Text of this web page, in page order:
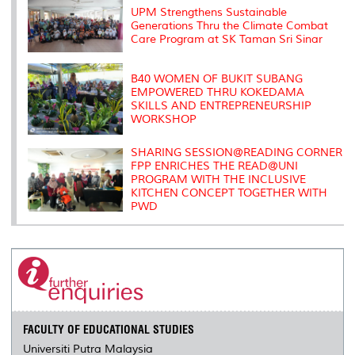
s
UPM Strengthens Sustainable
Generations Thru the Climate Combat
Care Program at SK Taman Sri Sinar
B40 WOMEN OF BUKIT SUBANG
EMPOWERED THRU KOKEDAMA
SKILLS AND ENTREPRENEURSHIP
WORKSHOP
SHARING SESSION@READING CORNER
FPP ENRICHES THE READ@UNI
PROGRAM WITH THE INCLUSIVE
KITCHEN CONCEPT TOGETHER WITH
PWD
FACULTY OF EDUCATIONAL STUDIES
Universiti Putra Malaysia